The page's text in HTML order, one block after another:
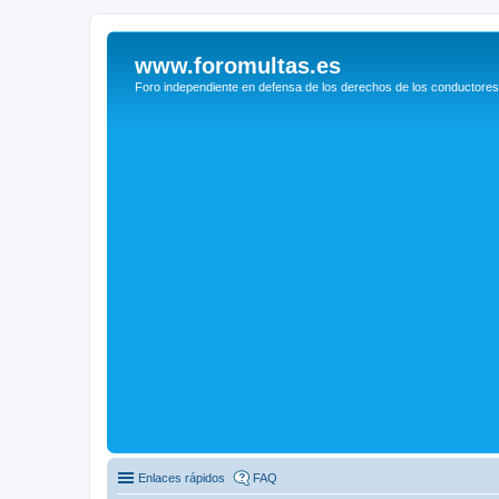
www.foromultas.es
Foro independiente en defensa de los derechos de los
Enlaces rápidos FAQ